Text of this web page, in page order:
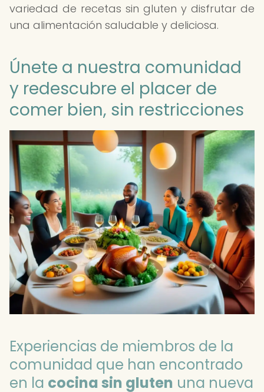
variedad de recetas sin gluten y disfrutar de
una alimentación saludable y deliciosa.
Únete a nuestra comunidad
y redescubre el placer de
comer bien, sin restricciones
Experiencias de miembros de la
comunidad que han encontrado
en la cocina sin gluten una nueva